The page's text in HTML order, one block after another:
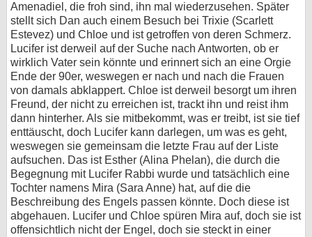
Amenadiel, die froh sind, ihn mal wiederzusehen. Später
stellt sich Dan auch einem Besuch bei Trixie (Scarlett
Estevez) und Chloe und ist getroffen von deren Schmerz.
Lucifer ist derweil auf der Suche nach Antworten, ob er
wirklich Vater sein könnte und erinnert sich an eine Orgie
Ende der 90er, weswegen er nach und nach die Frauen
von damals abklappert. Chloe ist derweil besorgt um ihren
Freund, der nicht zu erreichen ist, trackt ihn und reist ihm
dann hinterher. Als sie mitbekommt, was er treibt, ist sie tief
enttäuscht, doch Lucifer kann darlegen, um was es geht,
weswegen sie gemeinsam die letzte Frau auf der Liste
aufsuchen. Das ist Esther (Alina Phelan), die durch die
Begegnung mit Lucifer Rabbi wurde und tatsächlich eine
Tochter namens Mira (Sara Anne) hat, auf die die
Beschreibung des Engels passen könnte. Doch diese ist
abgehauen. Lucifer und Chloe spüren Mira auf, doch sie ist
offensichtlich nicht der Engel, doch sie steckt in einer